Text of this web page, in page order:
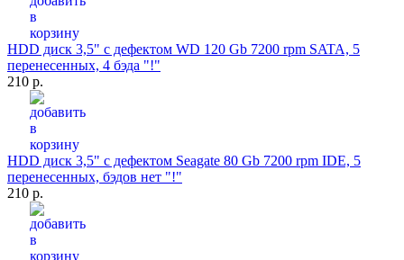
HDD диск 3,5" с дефектом WD 120 Gb 7200 rpm SATA, 5
перенесенных, 4 бэда "!"
210 р.
HDD диск 3,5" с дефектом Seagate 80 Gb 7200 rpm IDE, 5
перенесенных, бэдов нет "!"
210 р.